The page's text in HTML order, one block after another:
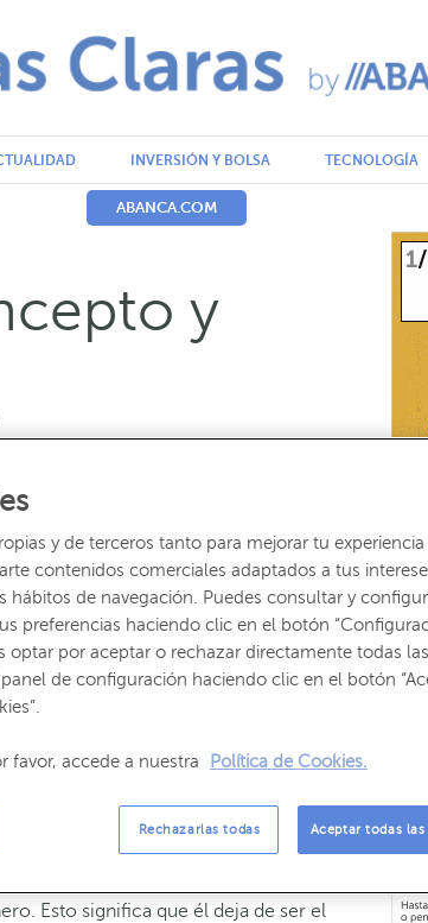
INVERSIÓN Y BOLSA TECNOLOGÍA
ABANCA.COM
y
una persona le reclama a otra
. Esta queda obligada a pagarle en la
tanto por parte de personas
esas compras, desde dinero en
a otra persona. Normalmente
Esto significa que él deja de ser el
y de terceros tanto para mejorar tu
contenidos comerciales adaptados a tus
hábitos de navegación. Puedes consultar y
preferencias haciendo clic en el botón
optar por aceptar o rechazar directamente todas las
de configuración haciendo clic en el botón
favor, accede a nuestra Política de Cookies.
Rechazarlas todas Aceptar todas